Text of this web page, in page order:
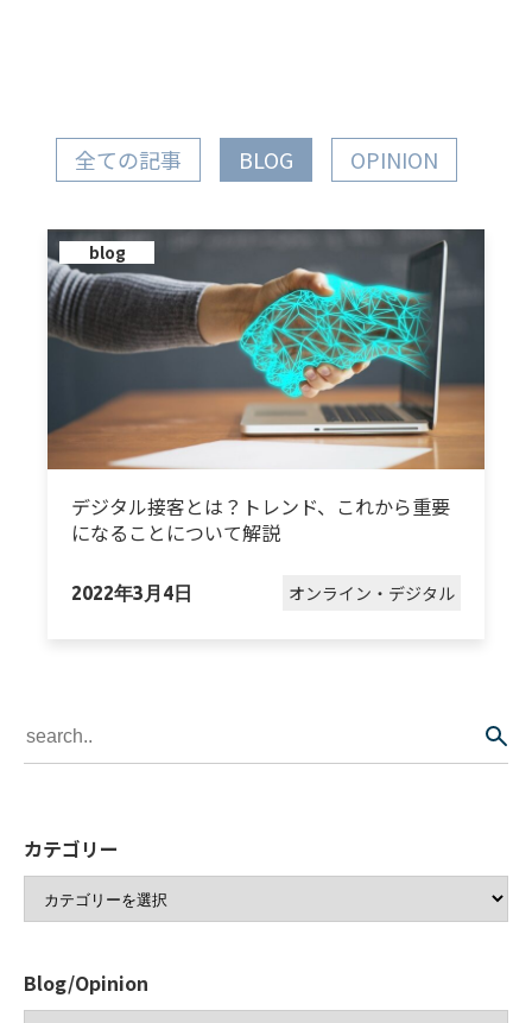
全ての記事 BLOG OPINION
blog
デジタル接客とは？トレンド、これから重要
になることについて解説
2022年3月4日 オンライン・デジタル
カテゴリー
Blog/Opinion